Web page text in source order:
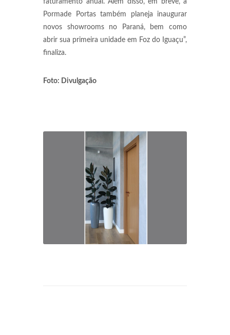
faturamento anual. Além disso, em breve, a
Pormade Portas também planeja inaugurar
novos showrooms no Paraná, bem como
abrir sua primeira unidade em Foz do Iguaçu”,
finaliza.
Foto: Divulgação